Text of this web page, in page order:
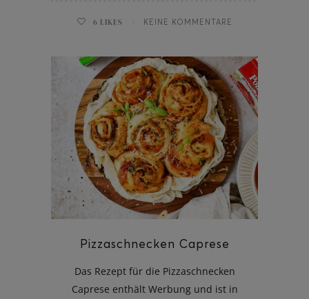
6 LIKES KEINE KOMMENTARE
Pizzaschnecken Caprese
Das Rezept für die Pizzaschnecken
Caprese enthält Werbung und ist in